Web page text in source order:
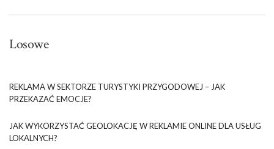
Losowe
REKLAMA W SEKTORZE TURYSTYKI PRZYGODOWEJ – JAK
PRZEKAZAĆ EMOCJE?
JAK WYKORZYSTAĆ GEOLOKACJĘ W REKLAMIE ONLINE DLA USŁUG
LOKALNYCH?